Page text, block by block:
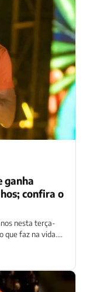
ganha
confira o
nesta terça-
que faz na vida....